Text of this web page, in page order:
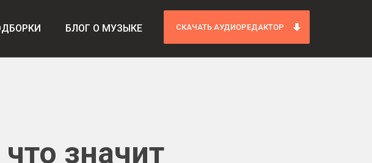
БЛОГ О МУЗЫКЕ СКАЧАТЬ АУДИОРЕДАКТОР
значит